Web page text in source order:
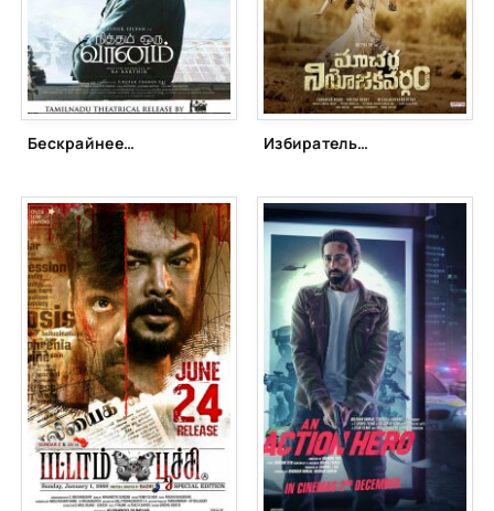
Бескрайнее небо (2022) Избирательный округ Мачерла (2022)